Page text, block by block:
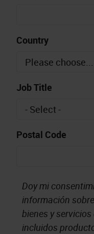
Country
Job Title
Postal Code
Doy mi
información
bienes y
incluidos